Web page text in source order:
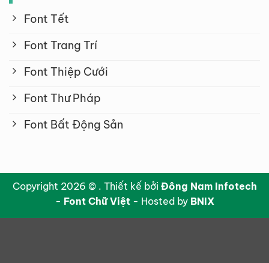
Font Tết
Font Trang Trí
Font Thiệp Cưới
Font Thư Pháp
Font Bất Động Sản
Copyright 2026 © . Thiết kế bởi Đông Nam Infotech
- Font Chữ Việt- Hosted by BNIX